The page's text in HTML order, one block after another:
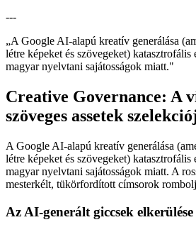
---
„A Google AI-alapú kreatív generálása
létre képeket és szövegeket)
magyar nyelvtani sajátosságok miatt."
Creative Governance: A
szöveges assetek
A Google AI-alapú kreatív generálása
létre képeket és szövegeket)
magyar nyelvtani sajátosságok miatt. A
mesterkélt, tükörfordított címsorok
Az AI-generált giccsek